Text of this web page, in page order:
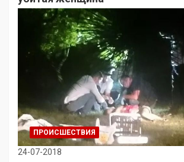
ПРОИСШЕСТВИЯ
24-07-2018